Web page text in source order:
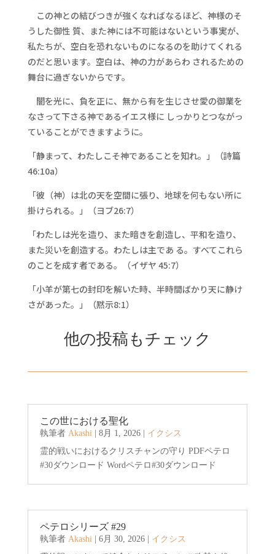
この神との結びつきが強くなればなるほど、神様のそ
うした御性 質、また神には不可能はないという事実が、
私たちが、空白を恐れないものになるのを助けてくれる
のだと思います。空白は、神の力があらわ されるための
舞台に過ぎないからです。
闇を光に、負を正に、無から有を生じさせ愛の御業を
なさって下さる神であるイエス様に しっかりとつながっ
ていることができますように。
「静まって、わたしこそ神であることを知れ。」（詩篇
46:10a）
「彼（神）は北の天を空間に張り、地球を何もない所に
掛けられる。」（ヨブ26:7）
「わたしは光を造り、また暗きを創造し、平和を造り、
また災いを創造する。わたしは主であ る。すべてこれら
のことを成す者である。（イザヤ 45:7）
「小羊が第七の封印を解いた時、半時間ばかり天に静け
さがあった。」（黙示8:1）
他の投稿もチェック
この世における聖化
執筆者 Akashi| 8月 1, 2026| イクシス
霊的戦いにおけるクリスチャンの守り PDFペテロ
#30ダウンロード Wordペテロ#30ダウンロード
ペテロシリーズ #29
執筆者 Akashi| 6月 30, 2026| イクシス